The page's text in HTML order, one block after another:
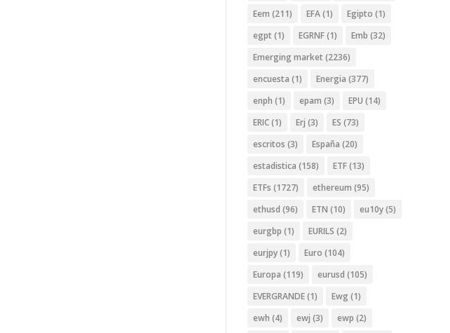
Eem (211) EFA(1) Egipto (1)
egpt (1) EGRNF(1) Emb (32)
Emerging market (2236)
encuesta (1) Energia (377)
enph (1) epam (3) EPU (14)
ERIC(1) Erj (3) ES (73)
escritos (3) España (20)
estadistica (158) ETF(13)
ETFs (1727) ethereum (95)
ethusd (96) ETN (10) eu10y(5)
eurgbp (1) EURILS (2)
eurjpy(1) Euro (104)
Europa (119) eurusd (105)
EVERGRANDE(1) Ewg (1)
ewh (4) ewj (3) ewp (2)